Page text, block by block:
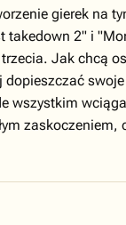
gierek na
takedown 2" i
Jak chcą
swoje
wszystkim
zaskoczeniem,